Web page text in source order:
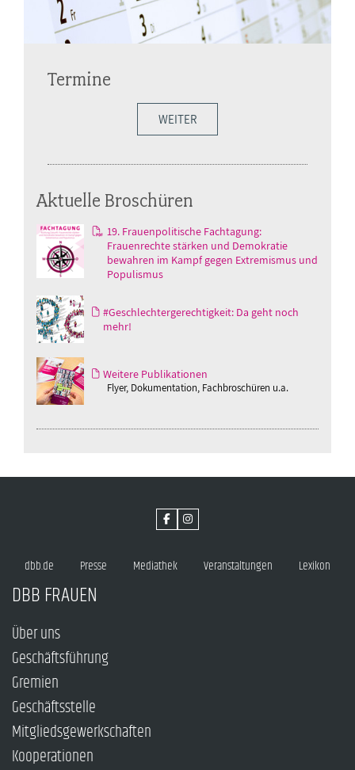
Termine
WEITER
Aktuelle Broschüren
19. Frauenpolitische Fachtagung:
Frauenrechte stärken und Demokratie
bewahren im Kampf gegen Extremismus und
Populismus
#Geschlechtergerechtigkeit: Da geht noch
mehr!
Weitere Publikationen
Flyer, Dokumentation, Fachbroschüren u.a.
dbb.de Presse Mediathek Veranstaltungen Lexikon
DBB FRAUEN
Über uns
Geschäftsführung
Gremien
Geschäftsstelle
Mitgliedsgewerkschaften
Kooperationen